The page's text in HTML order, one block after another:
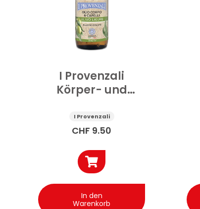
I Provenzali
Körper- und
ml
I Provenzali
CHF 9.50
In den
Warenkorb